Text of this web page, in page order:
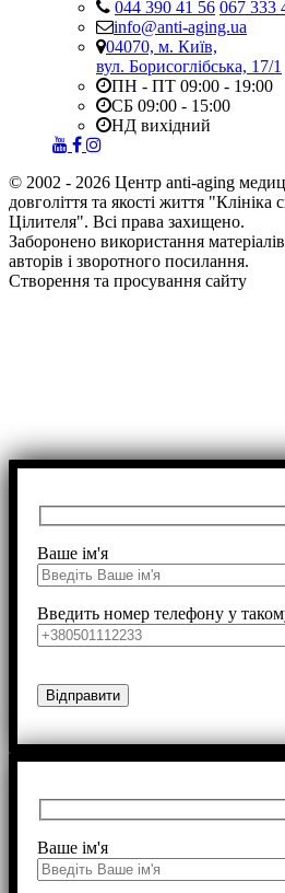
044 390 41 56 067 333
info@anti-aging.ua
04070, м. Київ,
вул. Борисоглібська, 17/1
ПН - ПТ 09:00 - 19:00
СБ 09:00 - 15:00
НД вихідний
© 2002 - 2026 Центр anti-aging
довголіття та якості життя "Клініка
Цілителя". Всі права захищено.
Заборонено використання
авторів і зворотного посилання.
Створення та просування сайту
Ваше ім'я
Введить номер телефону у
Ваше ім'я